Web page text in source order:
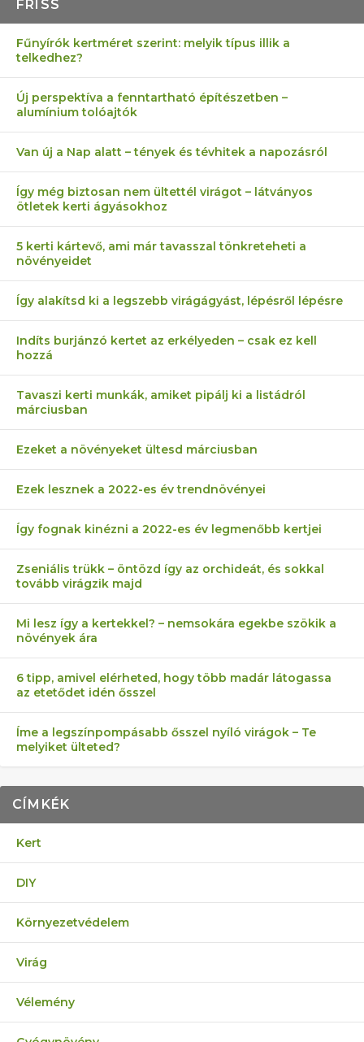
FRISS
Fűnyírók kertméret szerint: melyik típus illik a
telkedhez?
Új perspektíva a fenntartható építészetben –
alumínium tolóajtók
Van új a Nap alatt – tények és tévhitek a napozásról
Így még biztosan nem ültettél virágot – látványos
ötletek kerti ágyásokhoz
5 kerti kártevő, ami már tavasszal tönkreteheti a
növényeidet
Így alakítsd ki a legszebb virágágyást, lépésről lépésre
Indíts burjánzó kertet az erkélyeden – csak ez kell
hozzá
Tavaszi kerti munkák, amiket pipálj ki a listádról
márciusban
Ezeket a növényeket ültesd márciusban
Ezek lesznek a 2022-es év trendnövényei
Így fognak kinézni a 2022-es év legmenőbb kertjei
Zseniális trükk – öntözd így az orchideát, és sokkal
tovább virágzik majd
Mi lesz így a kertekkel? – nemsokára egekbe szökik a
növények ára
6 tipp, amivel elérheted, hogy több madár látogassa
az etetődet idén ősszel
Íme a legszínpompásabb ősszel nyíló virágok – Te
melyiket ülteted?
CÍMKÉK
Kert
DIY
Környezetvédelem
Virág
Vélemény